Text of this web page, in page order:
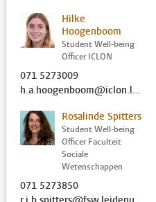
Hilke
Hoogenboom
Student Well-being
Officer ICLON
071 5273009
h.a.hoogenboom@iclon.leidenuniv.nl
Rosalinde Spitters
Student Well-being
Officer Faculteit
Sociale
Wetenschappen
071 5273850